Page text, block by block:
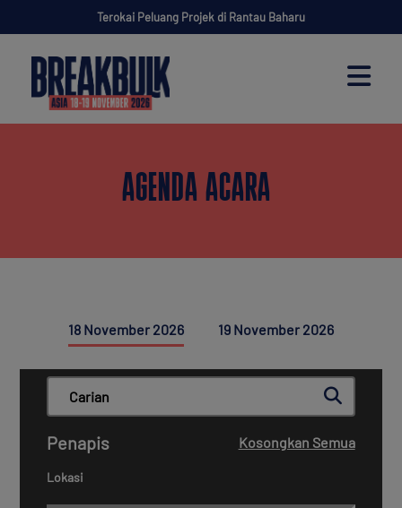
Terokai Peluang Projek di Rantau Baharu
AGENDA ACARA
18 November 2026 19 November 2026
Penapis Kosongkan Semua
Lokasi